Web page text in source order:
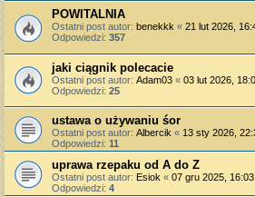
POWITALNIA
Ostatni post autor: benekkk « 21 lut 2026,
Odpowiedzi: 357
jaki ciągnik polecacie
Ostatni post autor: Adam03 « 03 lut 2026,
Odpowiedzi: 25
ustawa o używaniu śor
Ostatni post autor: Albercik « 13 sty 2026,
Odpowiedzi: 11
uprawa rzepaku od A do Z
Ostatni post autor: Esiok « 07 gru 2025, 16:03
Odpowiedzi: 4